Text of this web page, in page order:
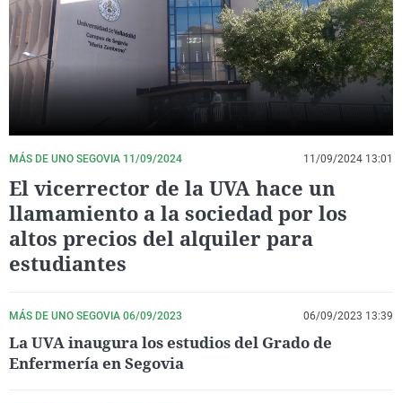
La rosa de los vientos
Gente viajera
Como el perro y el
Caso
Retornados
Equipo de
Operación Viuda
Extremadura
Galicia
La Rioja
Navarra
País Vasco
Virales
Televisión
Elecciones
MÁS DE UNO SEGOVIA 11/09/2024 11/09/2024 13:01
El vicerrector de la UVA hace un
llamamiento a la sociedad por los
altos precios del alquiler para
estudiantes
MÁS DE UNO SEGOVIA 06/09/2023 06/09/2023 13:39
La UVA inaugura los estudios del Grado de
Enfermería en Segovia